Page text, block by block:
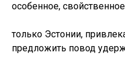
особенное, свойственное
только Эстонии,
предложить повод